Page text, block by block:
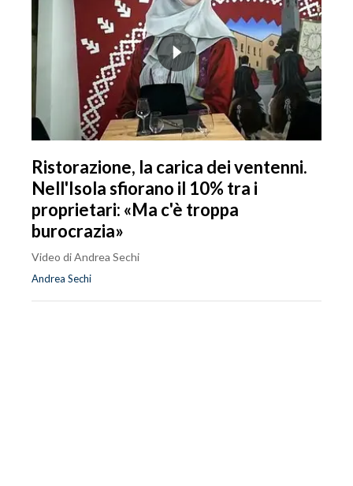
Ristorazione, la carica dei ventenni.
Nell'Isola sfiorano il 10% tra i
proprietari: «Ma c'è troppa
burocrazia»
Video di Andrea Sechi
Andrea Sechi